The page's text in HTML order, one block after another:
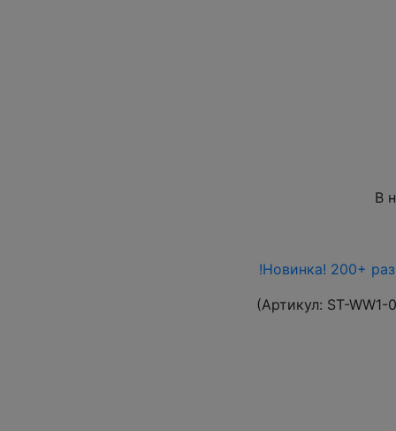
В
!Новинка! 200+
(Артикул: ST-